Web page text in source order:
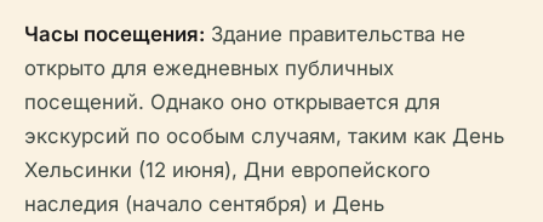
Часы посещения: Здание правительства не
открыто для ежедневных публичных
посещений. Однако оно открывается для
экскурсий по особым случаям, таким как День
Хельсинки (12 июня), Дни европейского
наследия (начало сентября) и День